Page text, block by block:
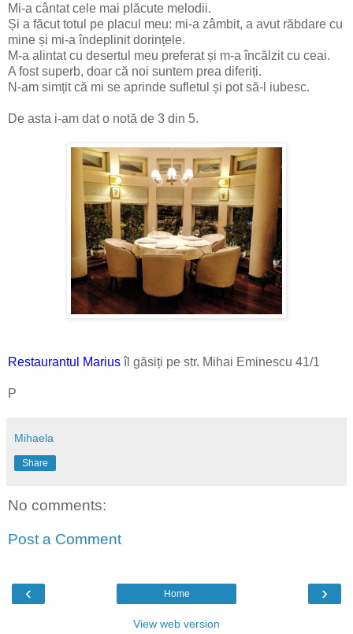
Mi-a cântat cele mai plăcute melodii.
Și a făcut totul pe placul meu: mi-a zâmbit, a avut răbdare cu
mine și mi-a îndeplinit dorințele.
M-a alintat cu desertul meu preferat și m-a încălzit cu ceai.
A fost superb, doar că noi suntem prea diferiți.
N-am simțit că mi se aprinde sufletul și pot să-l iubesc.
De asta i-am dat o notă de 3 din 5.
Restaurantul Mariusîl găsiți pe str. Mihai Eminescu 41/1
P
Mihaela
Share
No comments:
Post a Comment
‹ ›
Home
View web version